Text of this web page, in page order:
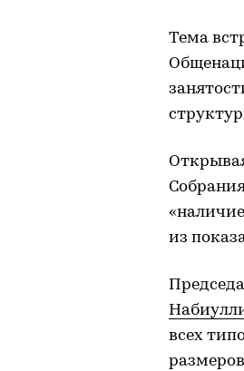
Тема
из
всех